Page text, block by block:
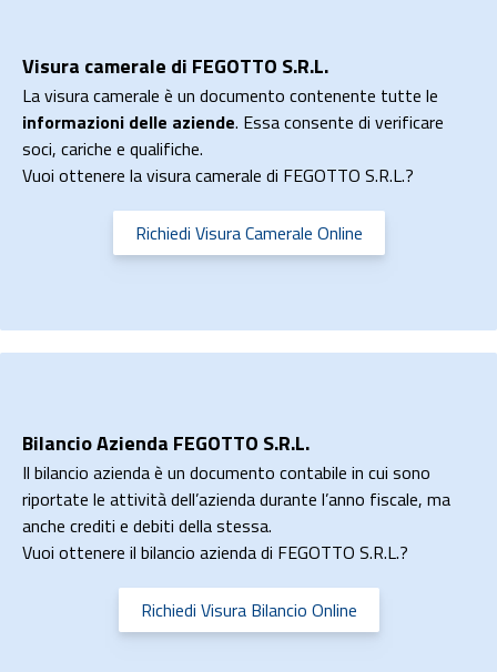
Visura camerale di FEGOTTO S.R.L.
La visura camerale è un documento contenente tutte le
informazioni delle aziende. Essa consente di verificare
soci, cariche e qualifiche.
Vuoi ottenere la visura camerale di FEGOTTO S.R.L.?
Richiedi Visura Camerale Online
Bilancio Azienda FEGOTTO S.R.L.
Il bilancio azienda è un documento contabile in cui sono
riportate le attività dell’azienda durante l’anno fiscale, ma
anche crediti e debiti della stessa.
Vuoi ottenere il bilancio azienda di FEGOTTO S.R.L.?
Richiedi Visura Bilancio Online